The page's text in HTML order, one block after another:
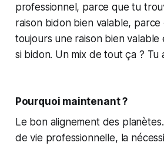
professionnel, parce que tu
raison bidon bien valable,
toujours une raison bien
si bidon. Un mix de tout ça ? Tu
Pourquoi maintenant ?
Le bon alignement des
de vie professionnelle, la